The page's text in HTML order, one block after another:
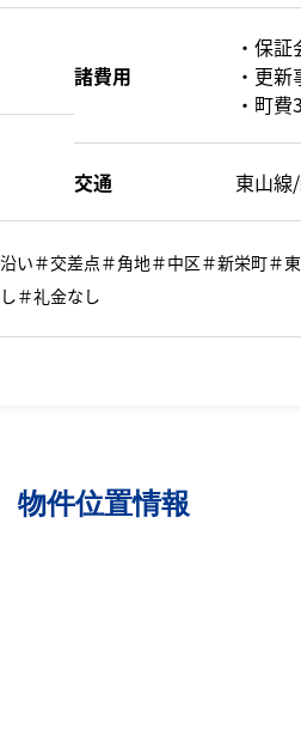
諸費用
・保
・更
・町
交通 東山
い＃交差点＃角地＃中区＃新栄町＃
＃礼金なし
物件位置情報